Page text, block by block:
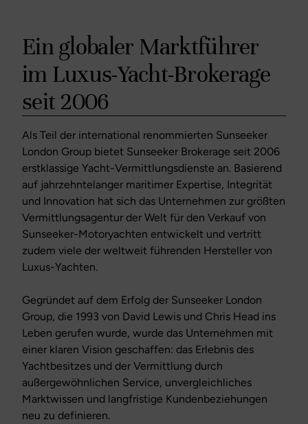
Ein globaler Marktführer
im Luxus-Yacht-Brokerage
seit 2006
Als Teil der international renommierten Sunseeker
London Group bietet Sunseeker Brokerage seit 2006
erstklassige Yacht-Vermittlungsdienste an. Basierend
auf jahrzehntelanger maritimer Expertise, Integrität
und Innovation hat sich das Unternehmen zur größten
Vermittlungsagentur der Welt für den Verkauf von
Sunseeker-Motoryachten entwickelt und vertritt
zudem viele der weltweit führenden Hersteller von
Luxus-Yachten.
Gegründet auf dem Erfolg der Sunseeker London
Group, die 1993 von David Lewis und Chris Head ins
Leben gerufen wurde, wurde das Unternehmen mit
einer klaren Vision geschaffen: das Erlebnis des
Yachtbesitzes und der Vermittlung durch
außergewöhnlichen Service, unvergleichliches
Marktwissen und langfristige Kundenbeziehungen
neu zu definieren.